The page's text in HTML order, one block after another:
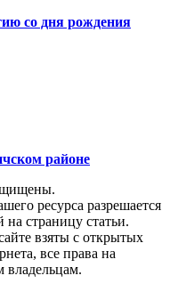
со дня рождения
районе
ресурса разрешается
на страницу статьи.
взяты с открытых
все права на
владельцам.